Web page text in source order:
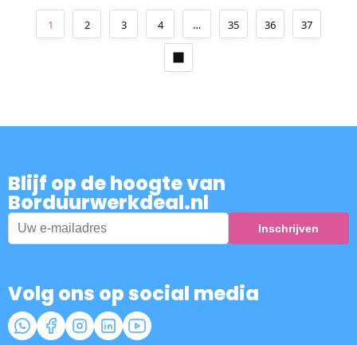
1 2 3 4 … 35 36 37
Blijf op de hoogte van
Borduurwerkdeal.nl
Volg ons op social media